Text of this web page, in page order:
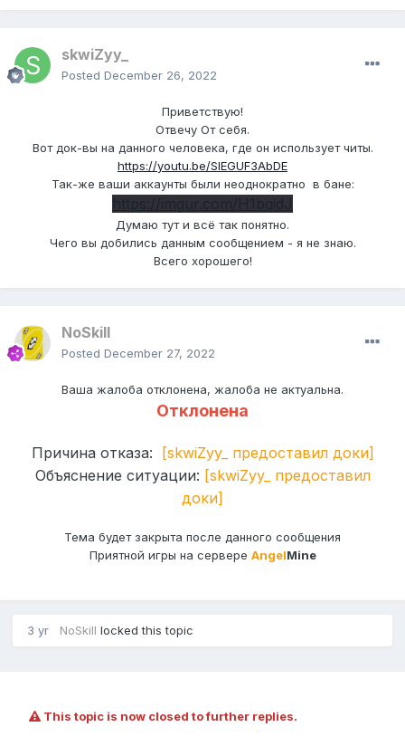
skwiZyy_
Posted December 26, 2022
Приветствую!
Отвечу От себя.
Вот док-вы на данного человека, где он использует читы.
https://youtu.be/SIEGUF3AbDE
Так-же ваши аккаунты были неоднократно в бане:
Думаю тут и всё так понятно.
Чего вы добились данным сообщением - я не знаю.
Всего хорошего!
NoSkill
Posted December 27, 2022
Ваша жалоба отклонена, жалоба не актуальна.
Отклонена
Причина отказа: [skwiZyy_ предоставил доки]
Объяснение ситуации: [skwiZyy_ предоставил
доки]
Тема будет закрыта после данного сообщения
Приятной игры на сервере AngelMine
3 yr NoSkill locked this topic
This topic is now closed to further replies.